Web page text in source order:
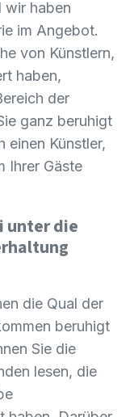
wir haben
im Angebot.
von Künstlern,
haben,
der
ganz beruhigt
einen Künstler,
Ihrer Gäste
unter die
die Qual der
beruhigt
Sie die
lesen, die